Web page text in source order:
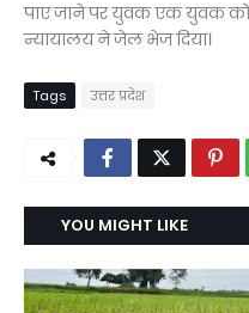
पाए जाने पर युवक एक युवक को
न्यायालय ने जेल भेज दिया।
Tags उत्तर प्रदेश
YOU MIGHT LIKE